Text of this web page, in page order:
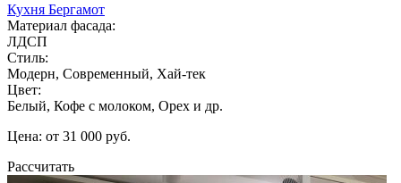
Кухня Бергамот
Материал фасада:
ЛДСП
Стиль:
Модерн, Современный, Хай-тек
Цвет:
Белый, Кофе с молоком, Орех и др.
Цена: от 31 000 руб.
Рассчитать